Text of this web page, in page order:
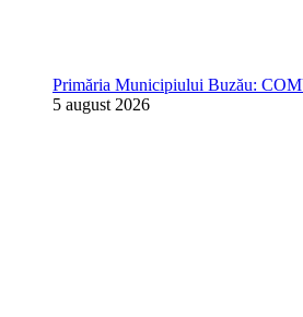
Primăria Municipiului Buzău:
5 august 2026